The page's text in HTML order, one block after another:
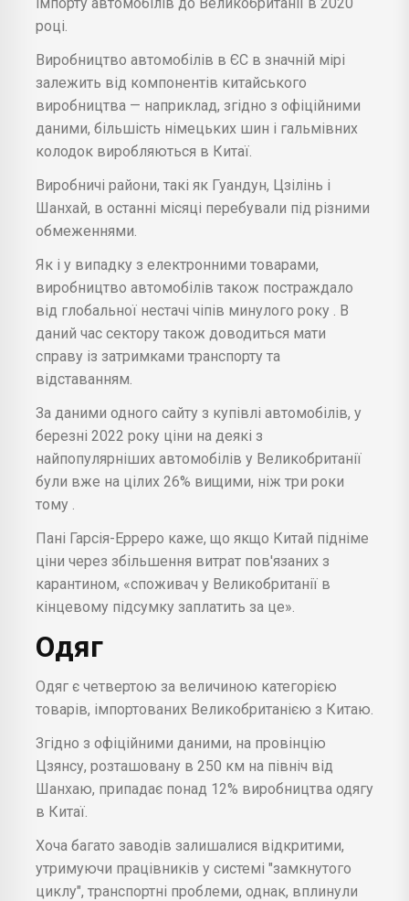
році.
Виробництво автомобілів в ЄС в значній мірі
залежить від компонентів китайського
виробництва — наприклад, згідно з офіційними
даними, більшість німецьких шин і гальмівних
колодок виробляються в Китаї.
Виробничі райони, такі як Гуандун, Цзілінь і
Шанхай, в останні місяці перебували під різними
обмеженнями.
Як і у випадку з електронними товарами,
виробництво автомобілів також постраждало
від глобальної нестачі чіпів минулого року . В
даний час сектору також доводиться мати
справу із затримками транспорту та
відставанням.
За даними одного сайту з купівлі автомобілів, у
березні 2022 року ціни на деякі з
найпопулярніших автомобілів у Великобританії
були вже на цілих 26% вищими, ніж три роки
тому .
Пані Гарсія-Ерреро каже, що якщо Китай підніме
ціни через збільшення витрат пов'язаних з
карантином, «споживач у Великобританії в
кінцевому підсумку заплатить за це».
Одяг
Одяг є четвертою за величиною категорією
товарів, імпортованих Великобританією з Китаю.
Згідно з офіційними даними, на провінцію
Цзянсу, розташовану в 250 км на північ від
Шанхаю, припадає понад 12% виробництва одягу
в Китаї.
Хоча багато заводів залишалися відкритими,
утримуючи працівників у системі "замкнутого
циклу", транспортні проблеми, однак, вплинули